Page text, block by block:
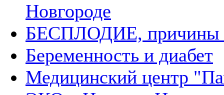
Новгороде
БЕСПЛОДИЕ, причины
Беременность и диабет
Медицинский центр